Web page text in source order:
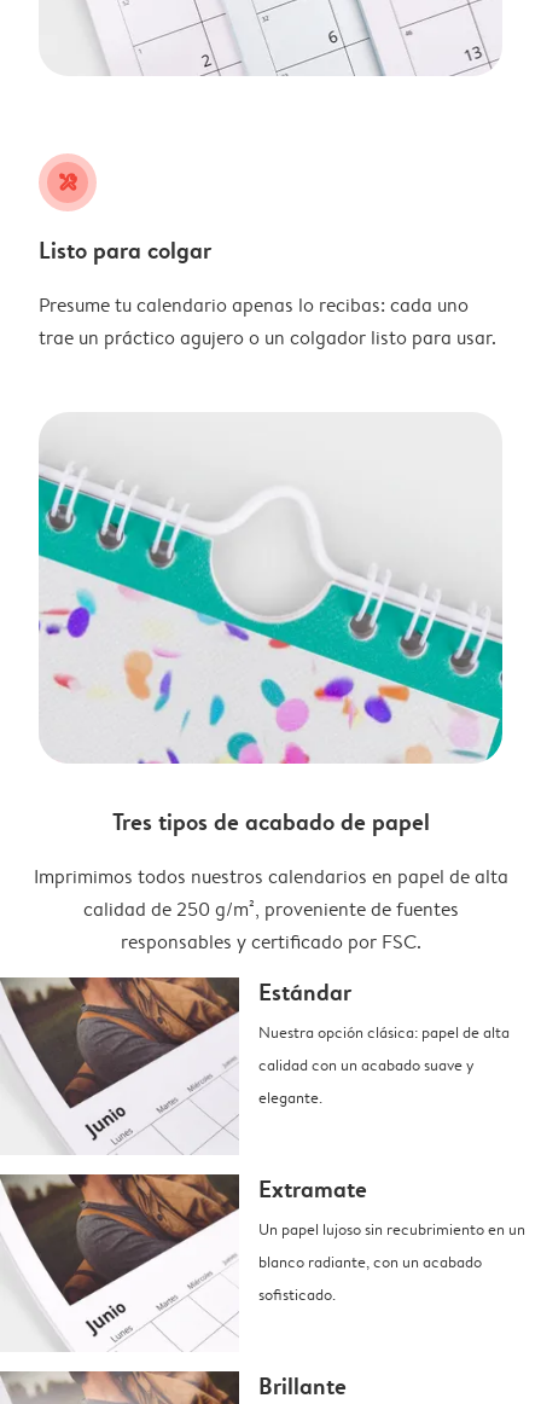
tools
Listo para colgar
Presume tu calendario apenas lo recibas: cada uno
trae un práctico agujero o un colgador listo para usar.
Tres tipos de acabado de papel
Imprimimos todos nuestros calendarios en papel de alta
calidad de 250 g/m², proveniente de fuentes
responsables y certificado por FSC.
Estándar
Nuestra opción clásica: papel de alta
calidad con un acabado suave y
elegante.
Extramate
Un papel lujoso sin recubrimiento en un
blanco radiante, con un acabado
sofisticado.
Brillante